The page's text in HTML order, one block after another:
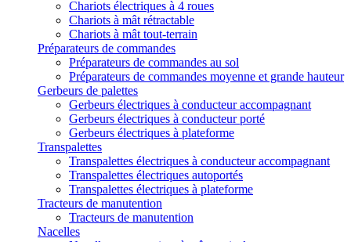
Chariots électriques à 4 roues
Chariots à mât rétractable
Chariots à mât tout-terrain
Préparateurs de commandes
Préparateurs de commandes au sol
Préparateurs de commandes moyenne et grande hauteur
Gerbeurs de palettes
Gerbeurs électriques à conducteur accompagnant
Gerbeurs électriques à conducteur porté
Gerbeurs électriques à plateforme
Transpalettes
Transpalettes électriques à conducteur accompagnant
Transpalettes électriques autoportés
Transpalettes électriques à plateforme
Tracteurs de manutention
Tracteurs de manutention
Nacelles